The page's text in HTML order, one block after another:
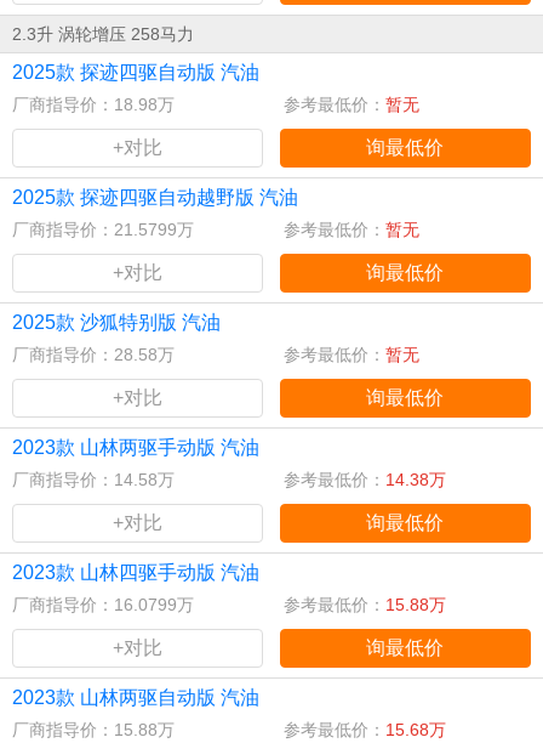
2.3升 涡轮增压 258马力
2025款 探迹四驱自动版 汽油
厂商指导价：18.98万 参考最低价： 暂无
+对比 询最低价
2025款 探迹四驱自动越野版 汽油
厂商指导价：21.5799万 参考最低价： 暂无
+对比 询最低价
2025款 沙狐特别版 汽油
厂商指导价：28.58万 参考最低价： 暂无
+对比 询最低价
2023款 山林两驱手动版 汽油
厂商指导价：14.58万 参考最低价： 14.38万
+对比 询最低价
2023款 山林四驱手动版 汽油
厂商指导价：16.0799万 参考最低价： 15.88万
+对比 询最低价
2023款 山林两驱自动版 汽油
厂商指导价：15.88万 参考最低价： 15.68万